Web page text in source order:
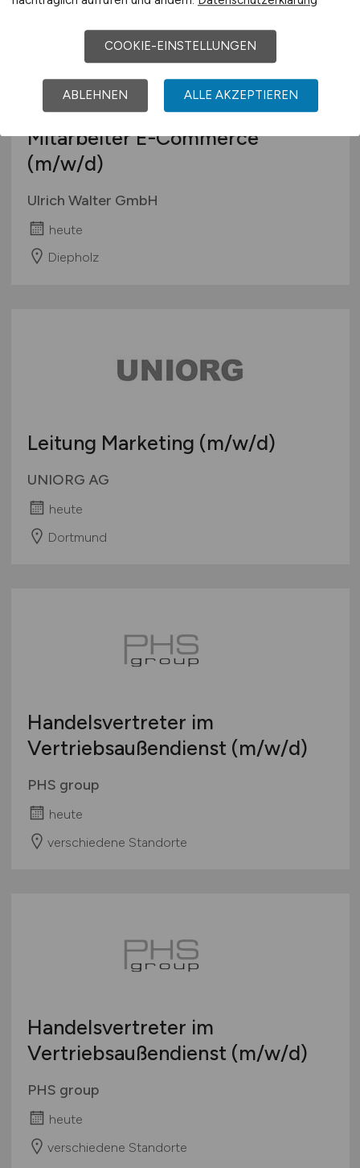
Mitarbeiter E-Commerce
(m/w/d)
Ulrich Walter GmbH
heute
Diepholz
Leitung Marketing (m/w/d)
UNIORG AG
heute
Dortmund
Handelsvertreter im
Vertriebsaußendienst (m/w/d)
PHS group
heute
verschiedene Standorte
Handelsvertreter im
Vertriebsaußendienst (m/w/d)
PHS group
heute
verschiedene Standorte
COOKIE-EINSTELLUNGEN
ABLEHNEN ALLE AKZEPTIEREN